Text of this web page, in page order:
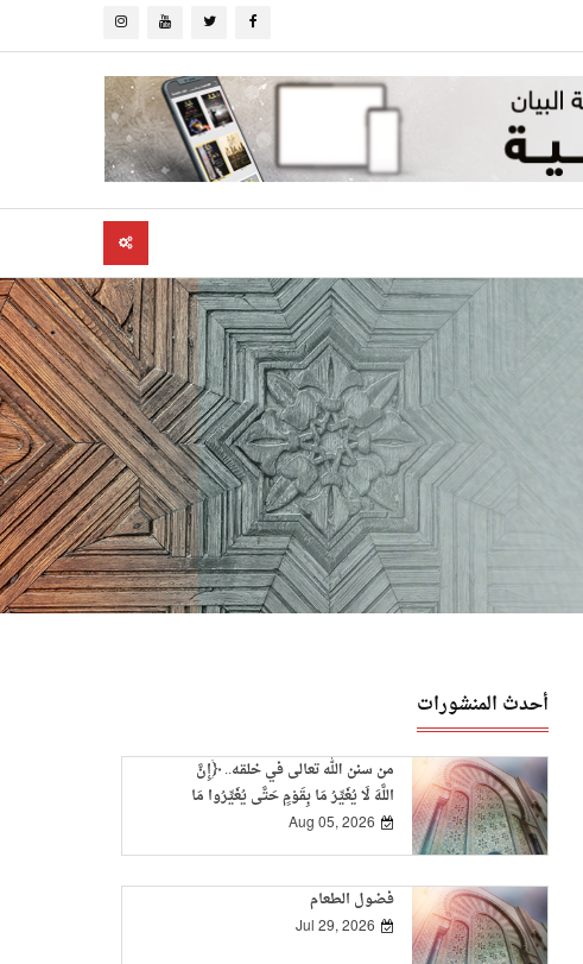
أحدث المنشورات
من سنن الله تعالى في خلقه.. ﴿إِنَّ
اللَّهَ لَا يُغَيِّرُ مَا بِقَوْمٍ حَتَّى يُغَيِّرُوا مَا
بِأَنْفُسِهِمْ﴾
Aug 05, 2026
فضول الطعام
Jul 29, 2026